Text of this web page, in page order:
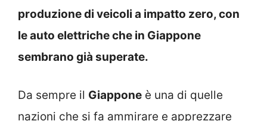
produzione di veicoli a impatto zero, con
le auto elettriche che in Giappone
sembrano già superate.
Da sempre il Giappone è una di quelle
nazioni che si fa ammirare e apprezzare